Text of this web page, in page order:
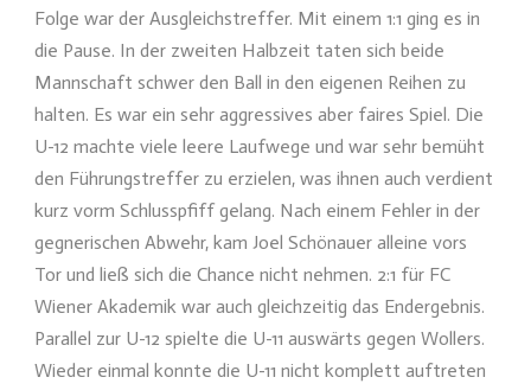
Folge war der Ausgleichstreffer. Mit einem 1:1 ging es in
die Pause. In der zweiten Halbzeit taten sich beide
Mannschaft schwer den Ball in den eigenen Reihen zu
halten. Es war ein sehr aggressives aber faires Spiel. Die
U-12 machte viele leere Laufwege und war sehr bemüht
den Führungstreffer zu erzielen, was ihnen auch verdient
kurz vorm Schlusspfiff gelang. Nach einem Fehler in der
gegnerischen Abwehr, kam Joel Schönauer alleine vors
Tor und ließ sich die Chance nicht nehmen. 2:1 für FC
Wiener Akademik war auch gleichzeitig das Endergebnis.
Parallel zur U-12 spielte die U-11 auswärts gegen Wollers.
Wieder einmal konnte die U-11 nicht komplett auftreten